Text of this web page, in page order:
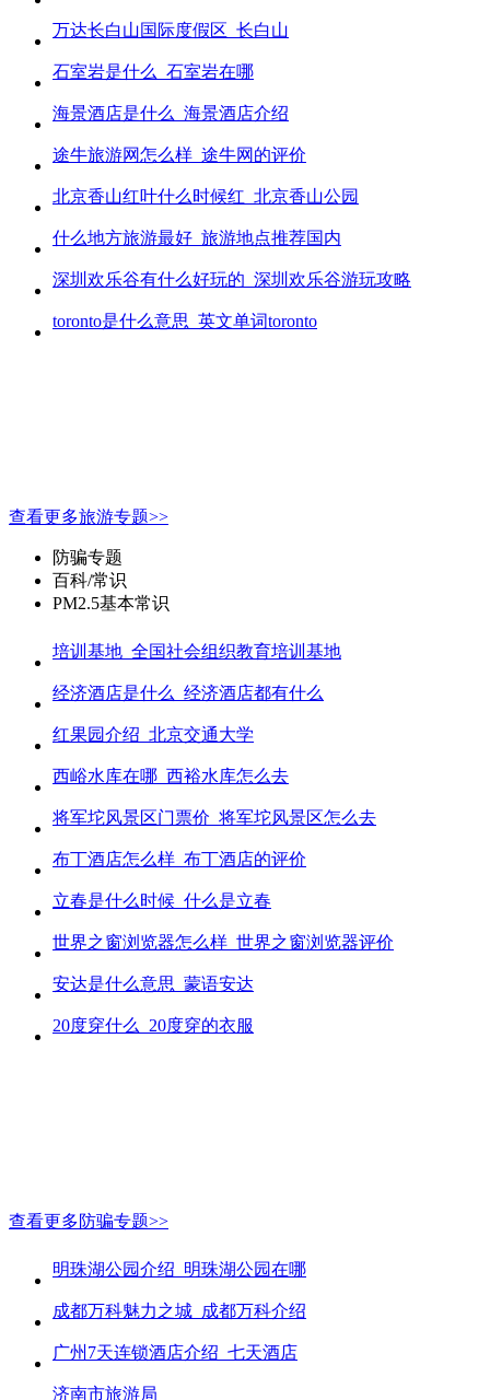
万达长白山国际度假区_长白山
石室岩是什么_石室岩在哪
海景酒店是什么_海景酒店介绍
途牛旅游网怎么样_途牛网的评价
北京香山红叶什么时候红_北京香山公园
什么地方旅游最好_旅游地点推荐国内
深圳欢乐谷有什么好玩的_深圳欢乐谷游玩攻略
toronto是什么意思_英文单词toronto
查看更多旅游专题>>
防骗专题
百科/常识
PM2.5基本常识
培训基地_全国社会组织教育培训基地
经济酒店是什么_经济酒店都有什么
红果园介绍_北京交通大学
西峪水库在哪_西裕水库怎么去
将军坨风景区门票价_将军坨风景区怎么去
布丁酒店怎么样_布丁酒店的评价
立春是什么时候_什么是立春
世界之窗浏览器怎么样_世界之窗浏览器评价
安达是什么意思_蒙语安达
20度穿什么_20度穿的衣服
查看更多防骗专题>>
明珠湖公园介绍_明珠湖公园在哪
成都万科魅力之城_成都万科介绍
广州7天连锁酒店介绍_七天酒店
济南市旅游局